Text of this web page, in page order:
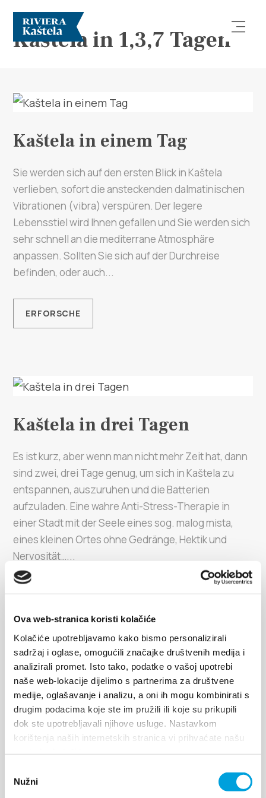
Ova web-stranica koristi kolačiće
Kolačiće upotrebljavamo kako bismo personalizirali
sadržaj i oglase, omogućili značajke društvenih medija i
analizirali promet. Isto tako, podatke o vašoj upotrebi
naše web-lokacije dijelimo s partnerima za društvene
medije, oglašavanje i analizu, a oni ih mogu kombinirati s
drugim podacima koje ste im pružili ili koje su prikupili
dok ste upotrebljavali njihove usluge. Nastavkom
korištenja naših internetskih stranica vi prihvaćate našu
pristanka
Nužni
Erforsche
Destination
Was kann man machen
Info
Multimedia
Turistički ured
+385 21 227 933
info@kastela-info.hr
Villa Nika, Kamberovo šetalište 30,
21216 Kaštel Stari, Hrvatska
Richtungen
Kaštela in 1,3,7 Tagen
Kaštela in einem Tag
Sie werden sich auf den ersten Blick in Kaštela
verlieben, sofort die ansteckenden dalmatinischen
Vibrationen (vibra) verspüren. Der legere
Lebensstiel wird Ihnen gefallen und Sie werden sich
sehr schnell an die mediterrane Atmosphäre
anpassen. Sollten Sie sich auf der Durchreise
befinden, oder auch...
ERFORSCHE
Kaštela in drei Tagen
Es ist kurz, aber wenn man nicht mehr Zeit hat, dann
sind zwei, drei Tage genug, um sich in Kaštela zu
entspannen, auszuruhen und die Batterien
aufzuladen. Eine wahre Anti-Stress-Therapie in
einer Stadt mit der Seele eines sog. malog mista,
eines kleinen Ortes ohne Gedränge, Hektik und
Nervosität…...
ERFORSCHE
Kaštela in sieben Tagen
Sieben Tage für sieben Kaštela. Auch das ist eine
Option. Jeden Tag ein anderer Ort, und sieben von
Geschiebe, Gedränge und Lärm, übermäßigen